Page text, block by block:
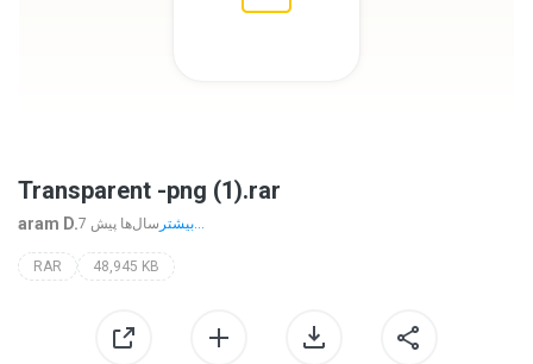
Transparent -png (1).rar
aram D. 7 سال‌ها پیش بیشتر...
RAR 48,945 KB